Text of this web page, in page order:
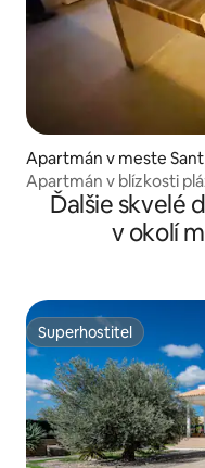
Apartmán v meste Sant
Apartmán v blízkosti
Ďalšie skvelé
v okolí
Superhostiteľ
Superhostiteľ